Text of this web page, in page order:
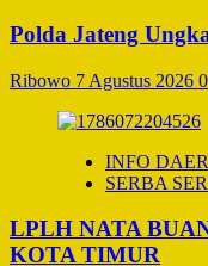
Polda Jateng
Ribowo 7 Agustus 2026 0
INFO
SERBA
LPLH NATA
KOTA TIMUR